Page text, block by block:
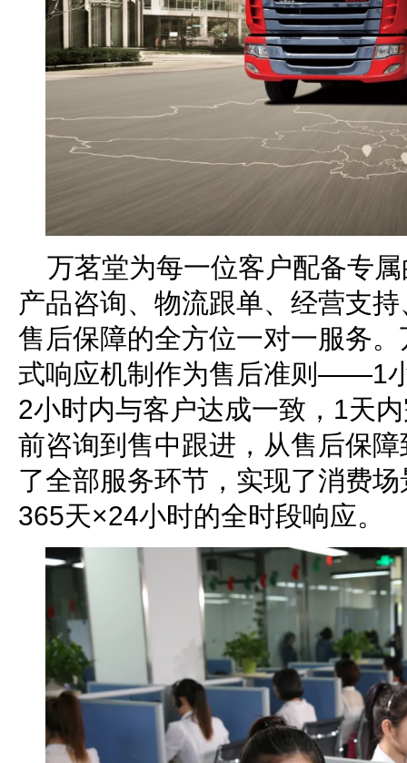
万茗堂为每一位客户配备专
产品咨询、物流跟单、经营支
售后保障的全方位一对一服务。
式响应机制作为售后准则——1
2小时内与客户达成一致，1天
前咨询到售中跟进，从售后保
了全部服务环节，实现了消费
365天×24小时的全时段响应。